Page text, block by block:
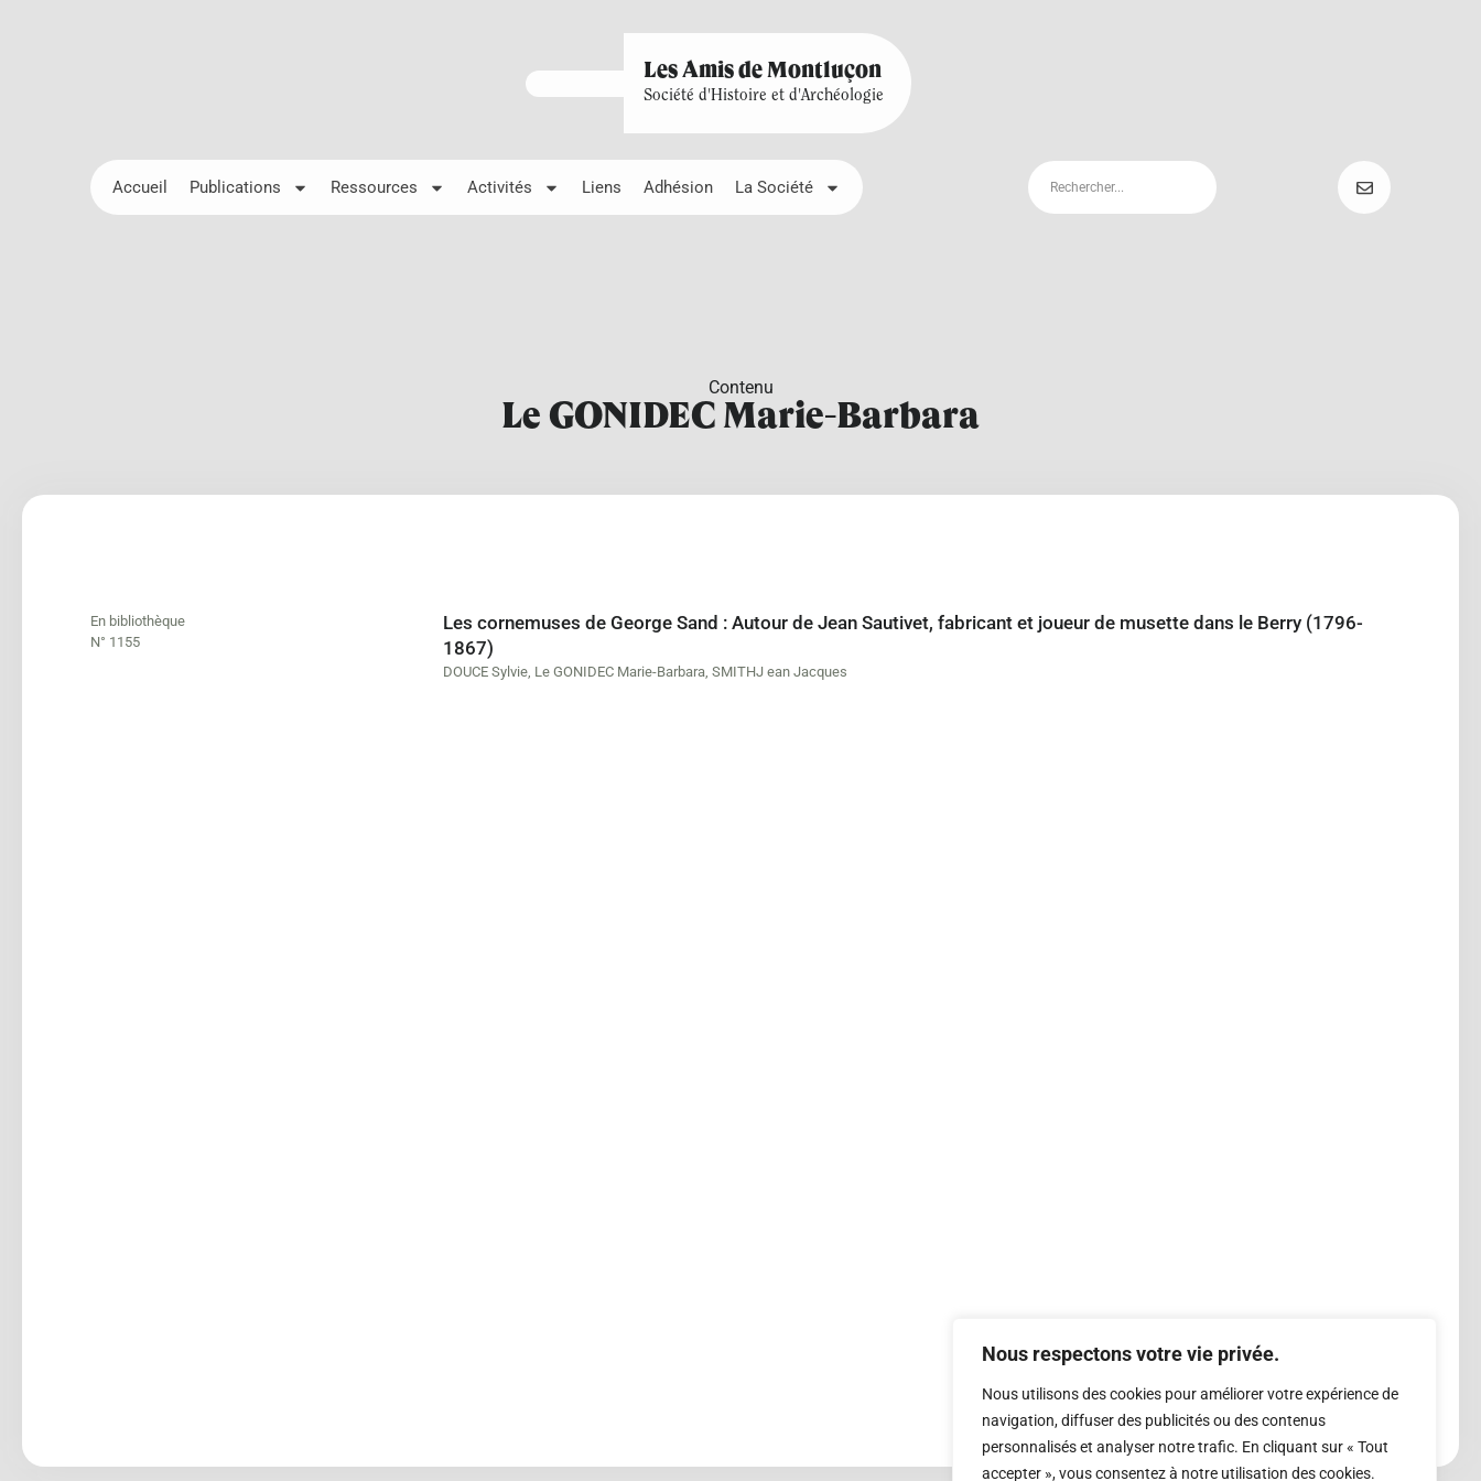
Nous respectons votre vie privée.
Nous utilisons des cookies pour améliorer votre expérience de
navigation, diffuser des publicités ou des contenus
personnalisés et analyser notre trafic. En cliquant sur « Tout
accepter », vous consentez à notre utilisation des cookies.
Les Amis de Montluçon
Société d'Histoire et d'Archéologie
Accueil Publications Ressources Activités Liens Adhésion La Société
Contenu
Le GONIDEC Marie-Barbara
En bibliothèque
N° 1155
Les cornemuses de George Sand : Autour de Jean Sautivet, fabricant et joueur de musette dans le Berry (1796-
1867)
DOUCE Sylvie, Le GONIDEC Marie-Barbara, SMITHJ ean Jacques